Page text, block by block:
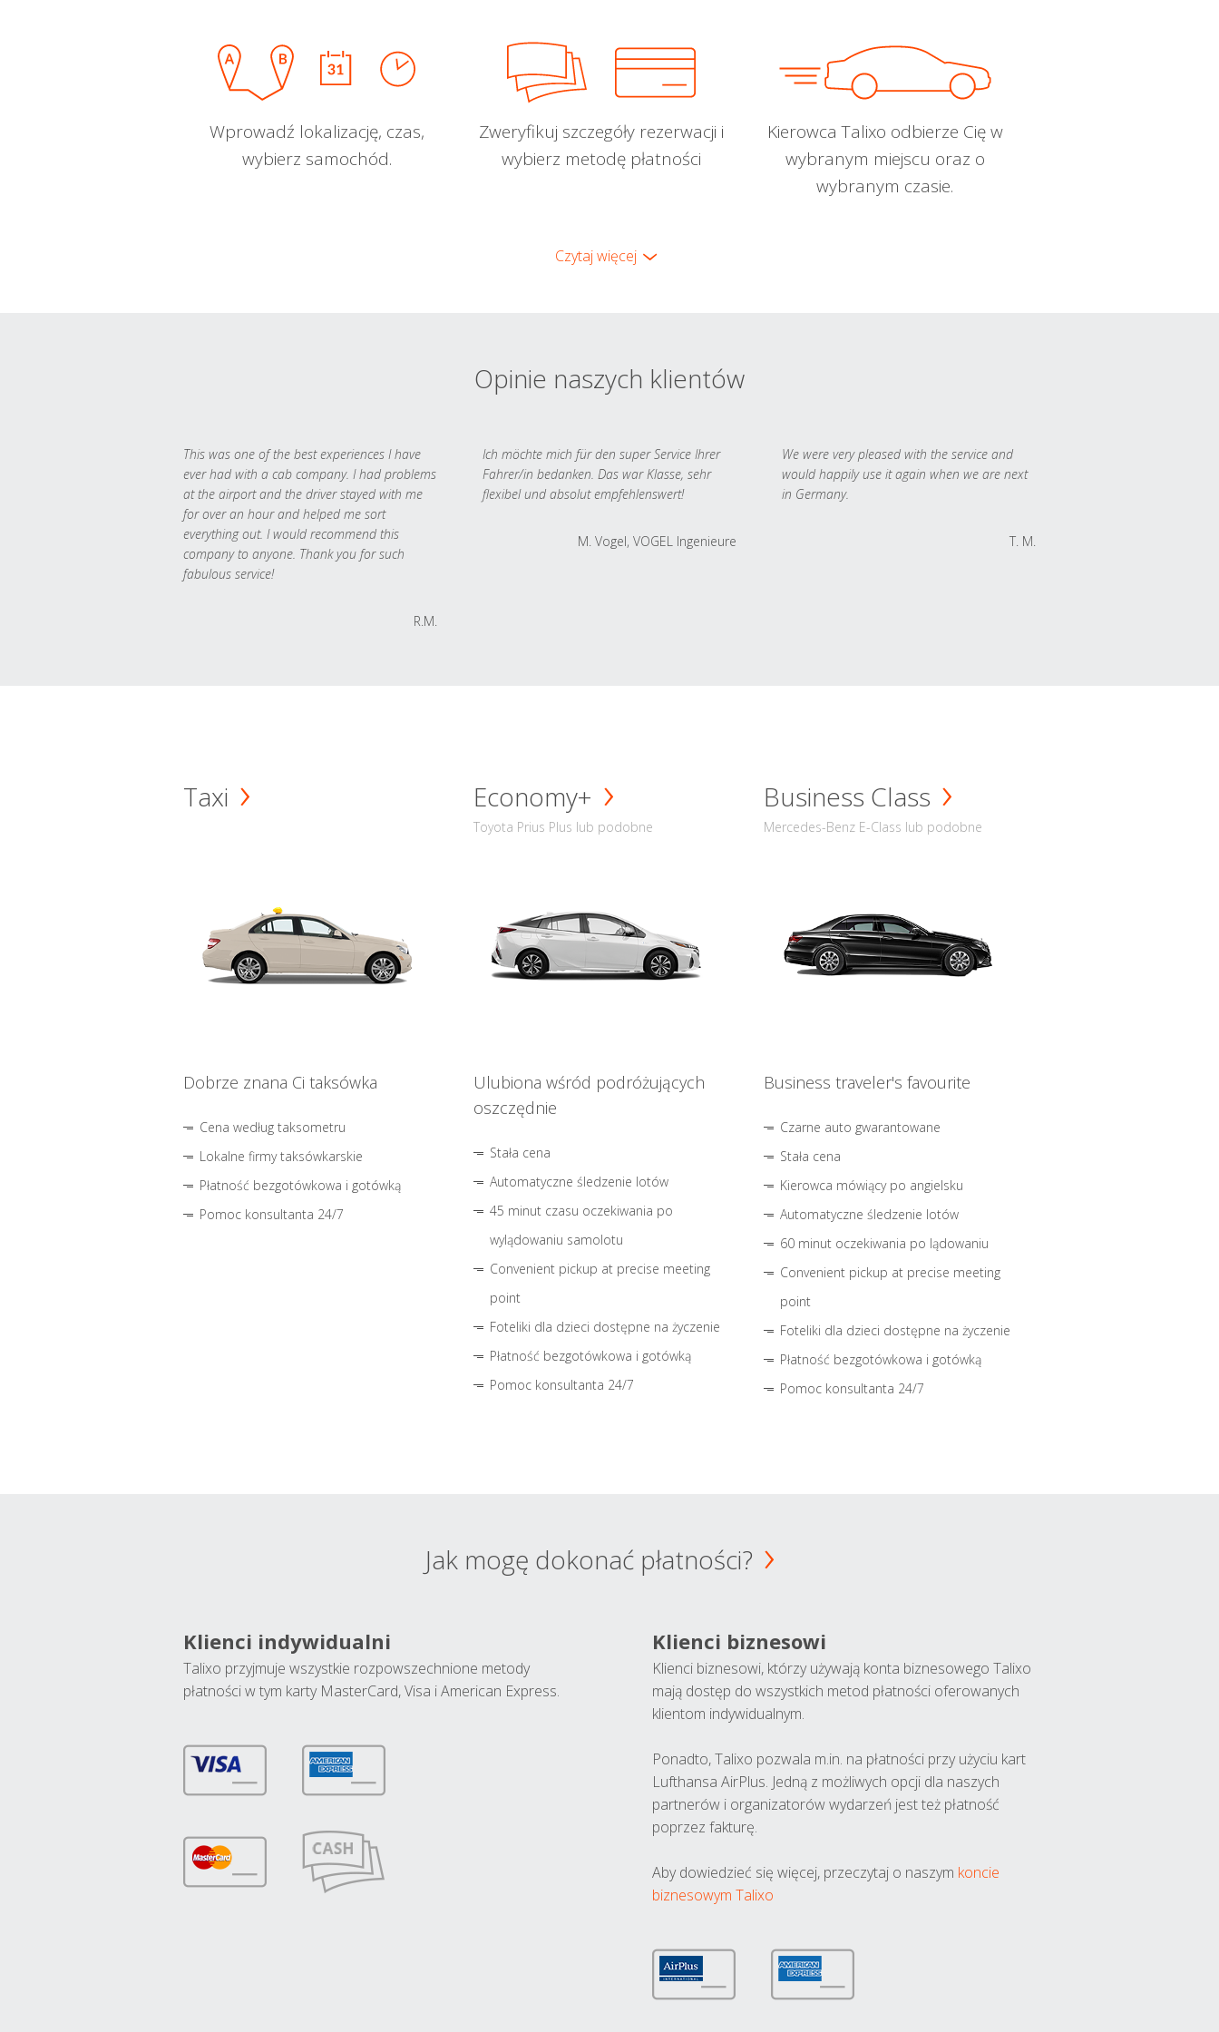
Wprowadź lokalizację, czas,
wybierz samochód.
Zweryfikuj szczegóły rezerwacji i
wybierz metodę płatności
Kierowca Talixo odbierze Cię w
wybranym miejscu oraz o
wybranym czasie.
Czytaj więcej
Opinie naszych klientów
This was one of the best experiences I have
ever had with a cab company. I had problems
at the airport and the driver stayed with me
for over an hour and helped me sort
everything out. I would recommend this
company to anyone. Thank you for such
fabulous service!
R.M.
Ich möchte mich für den super Service Ihrer
Fahrer/in bedanken. Das war Klasse, sehr
flexibel und absolut empfehlenswert!
M. Vogel, VOGEL Ingenieure
We were very pleased with the service and
would happily use it again when we are next
in Germany.
T. M.
Taxi
Dobrze znana Ci taksówka
Cena według taksometru
Lokalne firmy taksówkarskie
Płatność bezgotówkowa i gotówką
Pomoc konsultanta 24/7
Economy+
Toyota Prius Plus lub podobne
Ulubiona wśród podróżujących
oszczędnie
Stała cena
Automatyczne śledzenie lotów
45 minut czasu oczekiwania po
wylądowaniu samolotu
Convenient pickup at precise meeting
point
Foteliki dla dzieci dostępne na życzenie
Płatność bezgotówkowa i gotówką
Pomoc konsultanta 24/7
Business Class
Mercedes-Benz E-Class lub podobne
Business traveler's favourite
Czarne auto gwarantowane
Stała cena
Kierowca mówiący po angielsku
Automatyczne śledzenie lotów
60 minut oczekiwania po lądowaniu
Convenient pickup at precise meeting
point
Foteliki dla dzieci dostępne na życzenie
Płatność bezgotówkowa i gotówką
Pomoc konsultanta 24/7
Jak mogę dokonać płatności?
Klienci indywidualni
Talixo przyjmuje wszystkie rozpowszechnione metody
płatności w tym karty MasterCard, Visa i American Express.
Klienci biznesowi
Klienci biznesowi, którzy używają konta biznesowego Talixo
mają dostęp do wszystkich metod płatności oferowanych
klientom indywidualnym.
Ponadto, Talixo pozwala m.in. na płatności przy użyciu kart
Lufthansa AirPlus. Jedną z możliwych opcji dla naszych
partnerów i organizatorów wydarzeń jest też płatność
poprzez fakturę.
Aby dowiedzieć się więcej, przeczytaj o naszym koncie
biznesowym Talixo